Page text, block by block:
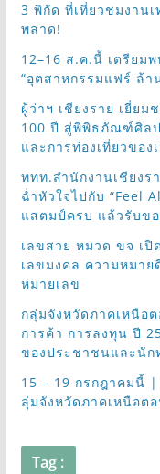
3 พิกัด ที่เที่ยวชมงาน
พลาด!
12–16 ส.ค.นี้ เตรียม
“อุตสาหกรรมแฟร์ ล้า
ผู้ว่าฯ เชียงราย เยี่ย
100 ปี สู่พิพิธภัณฑ์ศิล
และการท่องเที่ยวของ
ททท.สำนักงานเชียงร
ฉ่ำหัวใจไปกับ “Feel
แสตมป์ครบ แล้วรับข
เลขสวย หมวด ขจ เ
เลขมงคล ความหมาย
หมายเลข
กลุ่มจังหวัดภาคเหนือ
การค้า การลงทุน ปี
ของประชาชนและนัก
15 – 19 กรกฎาคมนี้
ลุ่มจังหวัดภาคเหนือต
Tag :